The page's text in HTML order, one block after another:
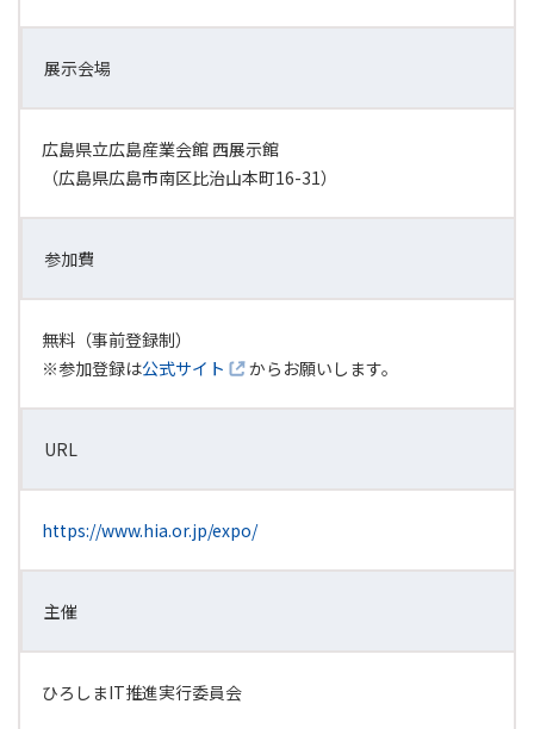
展示会場
広島県立広島産業会館 西展示館
（広島県広島市南区比治山本町16-31）
参加費
無料（事前登録制）
※参加登録は公式サイト からお願いします。
URL
https://www.hia.or.jp/expo/
主催
ひろしまIT推進実行委員会